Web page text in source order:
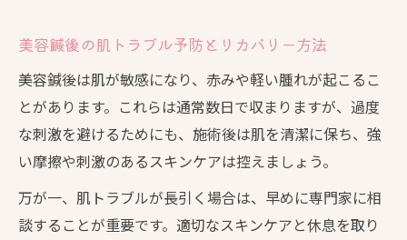
イス活用
美容鍼後の肌トラブル予防とリカバリー方法
美容鍼後は肌が敏感になり、赤みや軽い腫れが起こるこ
とがあります。これらは通常数日で収まりますが、過度
な刺激を避けるためにも、施術後は肌を清潔に保ち、強
い摩擦や刺激のあるスキンケアは控えましょう。
万が一、肌トラブルが長引く場合は、早めに専門家に相
談することが重要です。適切なスキンケアと休息を取り